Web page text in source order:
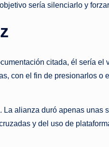
sería silenciarlo y
citada, él sería el
con el fin de presionarlos o
alianza duró apenas unas
y del uso de